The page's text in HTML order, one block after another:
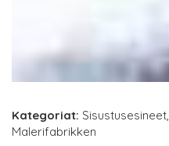
Kategoriat: Sisustusesineet,
Malerifabrikken